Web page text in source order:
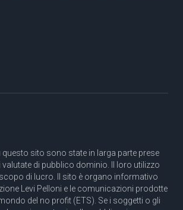
questo sito sono state in larga parte prese
valutate di pubblico dominio. Il loro utilizzo
di lucro. Il sito è organo informativo
Levi Pelloni e le comunicazioni prodotte
del no profit (ETS). Se i soggetti o gli